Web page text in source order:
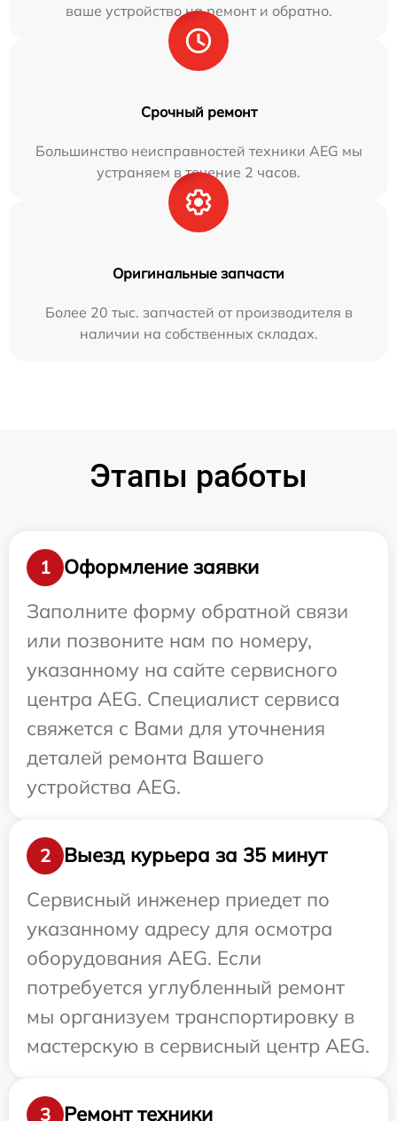
ваше устройство на ремонт и обратно.
Срочный ремонт
Большинство неисправностей техники AEG мы
устраняем в течение 2 часов.
Оригинальные запчасти
Более 20 тыс. запчастей от производителя в
наличии на собственных складах.
Этапы работы
1
Оформление заявки
Заполните форму обратной связи
или позвоните нам по номеру,
указанному на сайте сервисного
центра AEG. Специалист сервиса
свяжется с Вами для уточнения
деталей ремонта Вашего
устройства AEG.
2
Выезд курьера за 35 минут
Сервисный инженер приедет по
указанному адресу для осмотра
оборудования AEG. Если
потребуется углубленный ремонт
мы организуем транспортировку в
мастерскую в сервисный центр AEG.
3 Ремонт техники